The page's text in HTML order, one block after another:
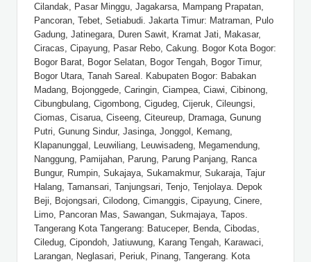
Cilandak, Pasar Minggu, Jagakarsa, Mampang Prapatan,
Pancoran, Tebet, Setiabudi. Jakarta Timur: Matraman, Pulo
Gadung, Jatinegara, Duren Sawit, Kramat Jati, Makasar,
Ciracas, Cipayung, Pasar Rebo, Cakung. Bogor Kota Bogor:
Bogor Barat, Bogor Selatan, Bogor Tengah, Bogor Timur,
Bogor Utara, Tanah Sareal. Kabupaten Bogor: Babakan
Madang, Bojonggede, Caringin, Ciampea, Ciawi, Cibinong,
Cibungbulang, Cigombong, Cigudeg, Cijeruk, Cileungsi,
Ciomas, Cisarua, Ciseeng, Citeureup, Dramaga, Gunung
Putri, Gunung Sindur, Jasinga, Jonggol, Kemang,
Klapanunggal, Leuwiliang, Leuwisadeng, Megamendung,
Nanggung, Pamijahan, Parung, Parung Panjang, Ranca
Bungur, Rumpin, Sukajaya, Sukamakmur, Sukaraja, Tajur
Halang, Tamansari, Tanjungsari, Tenjo, Tenjolaya. Depok
Beji, Bojongsari, Cilodong, Cimanggis, Cipayung, Cinere,
Limo, Pancoran Mas, Sawangan, Sukmajaya, Tapos.
Tangerang Kota Tangerang: Batuceper, Benda, Cibodas,
Ciledug, Cipondoh, Jatiuwung, Karang Tengah, Karawaci,
Larangan, Neglasari, Periuk, Pinang, Tangerang. Kota